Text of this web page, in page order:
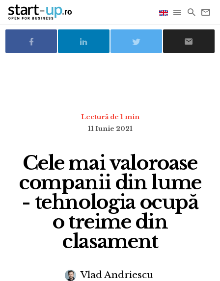
Lectură de 1 min
11 Iunie 2021
Cele mai valoroase
companii din lume
- tehnologia ocupă
o treime din
clasament
Vlad Andriescu